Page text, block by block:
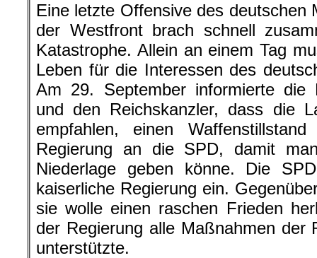
Eine letzte Offensive des deutschen
der Westfront brach schnell
Katastrophe. Allein an einem Tag
Leben für die Interessen des
Am 29. September informierte die
und den Reichskanzler, dass die
empfahlen, einen
Regierung an die SPD, damit
Niederlage geben könne. Die
kaiserliche Regierung ein.
sie wolle einen raschen Frieden
der Regierung alle Maßnahmen der
unterstützte.